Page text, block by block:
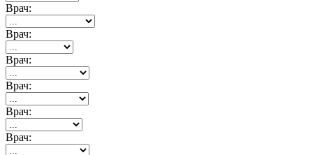
Врач:
Врач:
Врач:
Врач:
Врач:
Врач: